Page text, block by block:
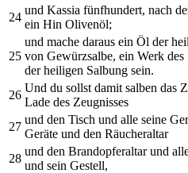
24
und Kassia fünfhundert, nach
ein Hin Olivenöl;
25
und mache daraus ein Öl der
von Gewürzsalbe, ein Werk
der heiligen Salbung sein.
26
Und du sollst damit salben das
Lade des Zeugnisses
27
und den Tisch und alle seine
Geräte und den Räucheraltar
28
und den Brandopferaltar und
und sein Gestell,